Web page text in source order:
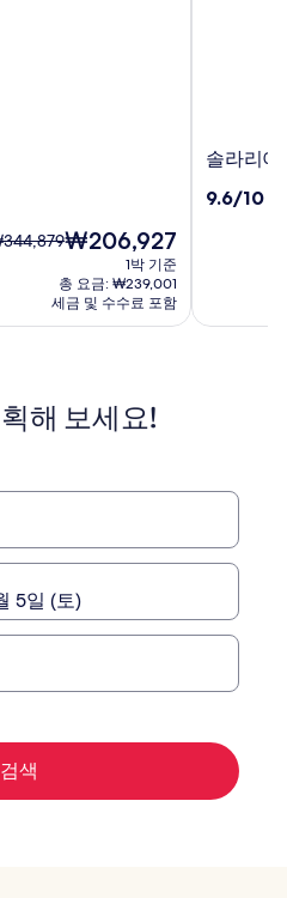
현
요
금
₩206,927
₩206,927
1박 기준
총 요금: ₩239,001
세금 및 수수료 포함
솔
리
츠
시
솔라리아
10
점,
9.6/10
해 보세요!
5일 (토)
검색